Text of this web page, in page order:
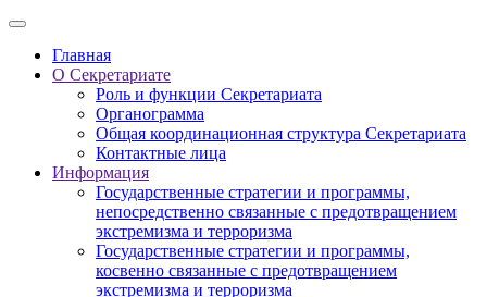
Главная
О Секретариате
Роль и функции Секретариата
Органограмма
Общая координационная структура Секретариата
Контактные лица
Информация
Государственные стратегии и программы,
непосредственно связанные с предотвращением
экстремизма и терроризма
Государственные стратегии и программы,
косвенно связанные с предотвращением
экстремизма и терроризма